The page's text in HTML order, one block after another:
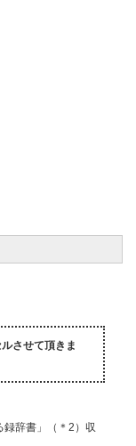
させて頂きま
辞書」（＊2）収